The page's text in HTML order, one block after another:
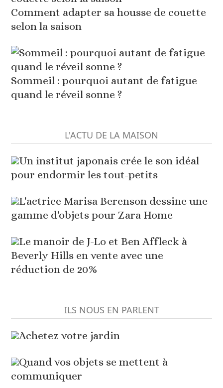
Comment adapter sa housse de couette
selon la saison
Sommeil : pourquoi autant de fatigue
quand le réveil sonne ?
L'ACTU DE LA MAISON
Un institut japonais crée le son idéal
pour endormir les tout-petits
L'actrice Marisa Berenson dessine une
gamme d'objets pour Zara Home
Le manoir de J-Lo et Ben Affleck à
Beverly Hills en vente avec une
réduction de 20%
ILS NOUS EN PARLENT
Achetez votre jardin
Quand vos objets se mettent à
communiquer